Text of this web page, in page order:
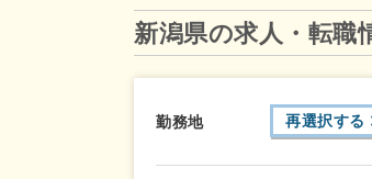
新潟県の求人・転職
勤務地 再選択する